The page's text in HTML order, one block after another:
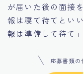
が届いた後の面接
報は寝て待てとい
報は準備して待て
応募書類の